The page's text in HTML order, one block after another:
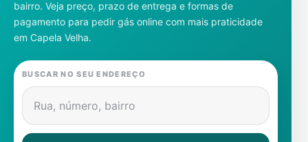
Cadastre-se
Gás
Contatos
bairro. Veja preço, prazo de entrega e formas de
pagamento para pedir gás online com mais praticidade
em Capela Velha.
BUSCAR NO SEU ENDEREÇO
Rua, número, bairro